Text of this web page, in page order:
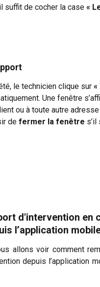
suffit de cocher la case «
le technicien clique sur «
Une fenêtre
ou à toute autre
de fermer la fenêtre
d'intervention en
l’application
allons voir comment
depuis l’application